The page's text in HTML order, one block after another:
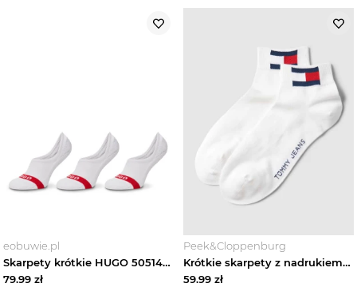
eobuwie.pl
Skarpety krótkie HUGO 50514916 Biały
79.99 zł
Peek&Cloppenburg
Krótkie skarpety z nadrukiem z logo w zestawie 2 szt. Tommy Hilfiger Biały
59.99 zł